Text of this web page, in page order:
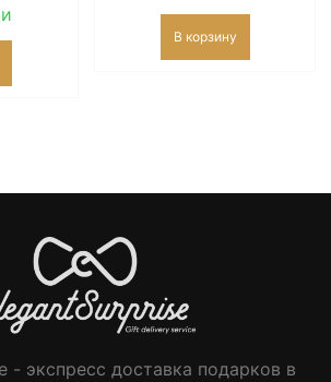
В корзину
- экспресс доставка подарков в